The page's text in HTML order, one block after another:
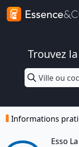
Trouvez
Informations
Esso